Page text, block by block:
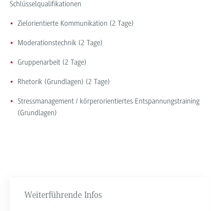
Schlüsselqualifikationen
Zielorientierte Kommunikation (2 Tage)
Moderationstechnik (2 Tage)
Gruppenarbeit (2 Tage)
Rhetorik (Grundlagen) (2 Tage)
Stressmanagement / körperorientiertes Entspannungstraining
(Grundlagen)
Weiterführende Infos